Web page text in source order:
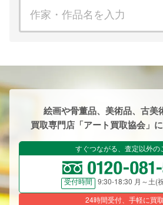
絵画や骨董品、美術品、古美
買取専門店「アート買取協会」
すぐつながる、査定以外の
受付時間
9:30-18:30 月～土(
24時間受付、手軽に買